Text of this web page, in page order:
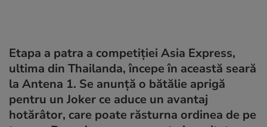
Etapa a patra a competiției Asia Express,
ultima din Thailanda, începe în această seară
la Antena 1. Se anunță o bătălie aprigă
pentru un Joker ce aduce un avantaj
hotărâtor, care poate răsturna ordinea de pe